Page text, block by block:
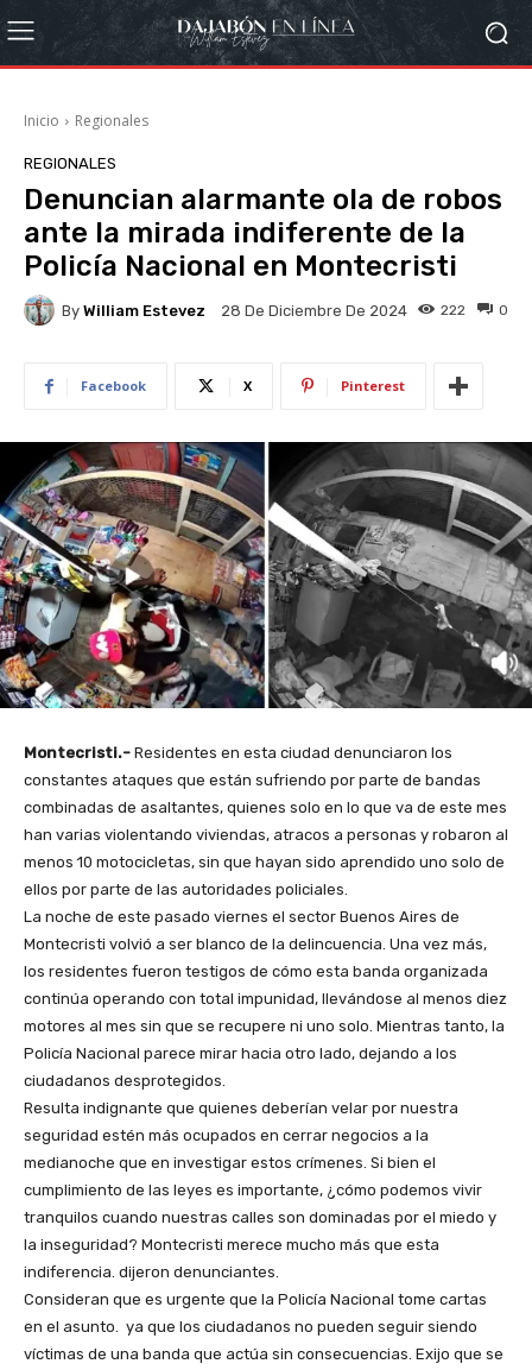
Inicio Regionales
REGIONALES
Denuncian alarmante ola de robos
ante la mirada indiferente de la
Policía Nacional en Montecristi
By William Estevez 28 De Diciembre De 2024 0
222
Facebook X Pinterest
Montecristi.- Residentes en esta ciudad denunciaron los
constantes ataques que están sufriendo por parte de bandas
combinadas de asaltantes, quienes solo en lo que va de este mes
han varias violentando viviendas, atracos a personas y robaron al
menos 10 motocicletas, sin que hayan sido aprendido uno solo de
ellos por parte de las autoridades policiales.
La noche de este pasado viernes el sector Buenos Aires de
Montecristi volvió a ser blanco de la delincuencia. Una vez más,
los residentes fueron testigos de cómo esta banda organizada
continúa operando con total impunidad, llevándose al menos diez
motores al mes sin que se recupere ni uno solo. Mientras tanto, la
Policía Nacional parece mirar hacia otro lado, dejando a los
ciudadanos desprotegidos.
Resulta indignante que quienes deberían velar por nuestra
seguridad estén más ocupados en cerrar negocios a la
medianoche que en investigar estos crímenes. Si bien el
cumplimiento de las leyes es importante, ¿cómo podemos vivir
tranquilos cuando nuestras calles son dominadas por el miedo y
la inseguridad? Montecristi merece mucho más que esta
indiferencia. dijeron denunciantes.
Consideran que es urgente que la Policía Nacional tome cartas
en el asunto. ya que los ciudadanos no pueden seguir siendo
víctimas de una banda que actúa sin consecuencias. Exijo que se